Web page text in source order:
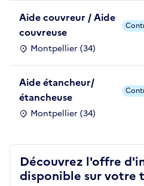
Aide couvreur / Aide
couvreuse
Montpellier (34)
Aide étancheur/
étancheuse
Montpellier (34)
Découvrez l'offre
disponible sur votre